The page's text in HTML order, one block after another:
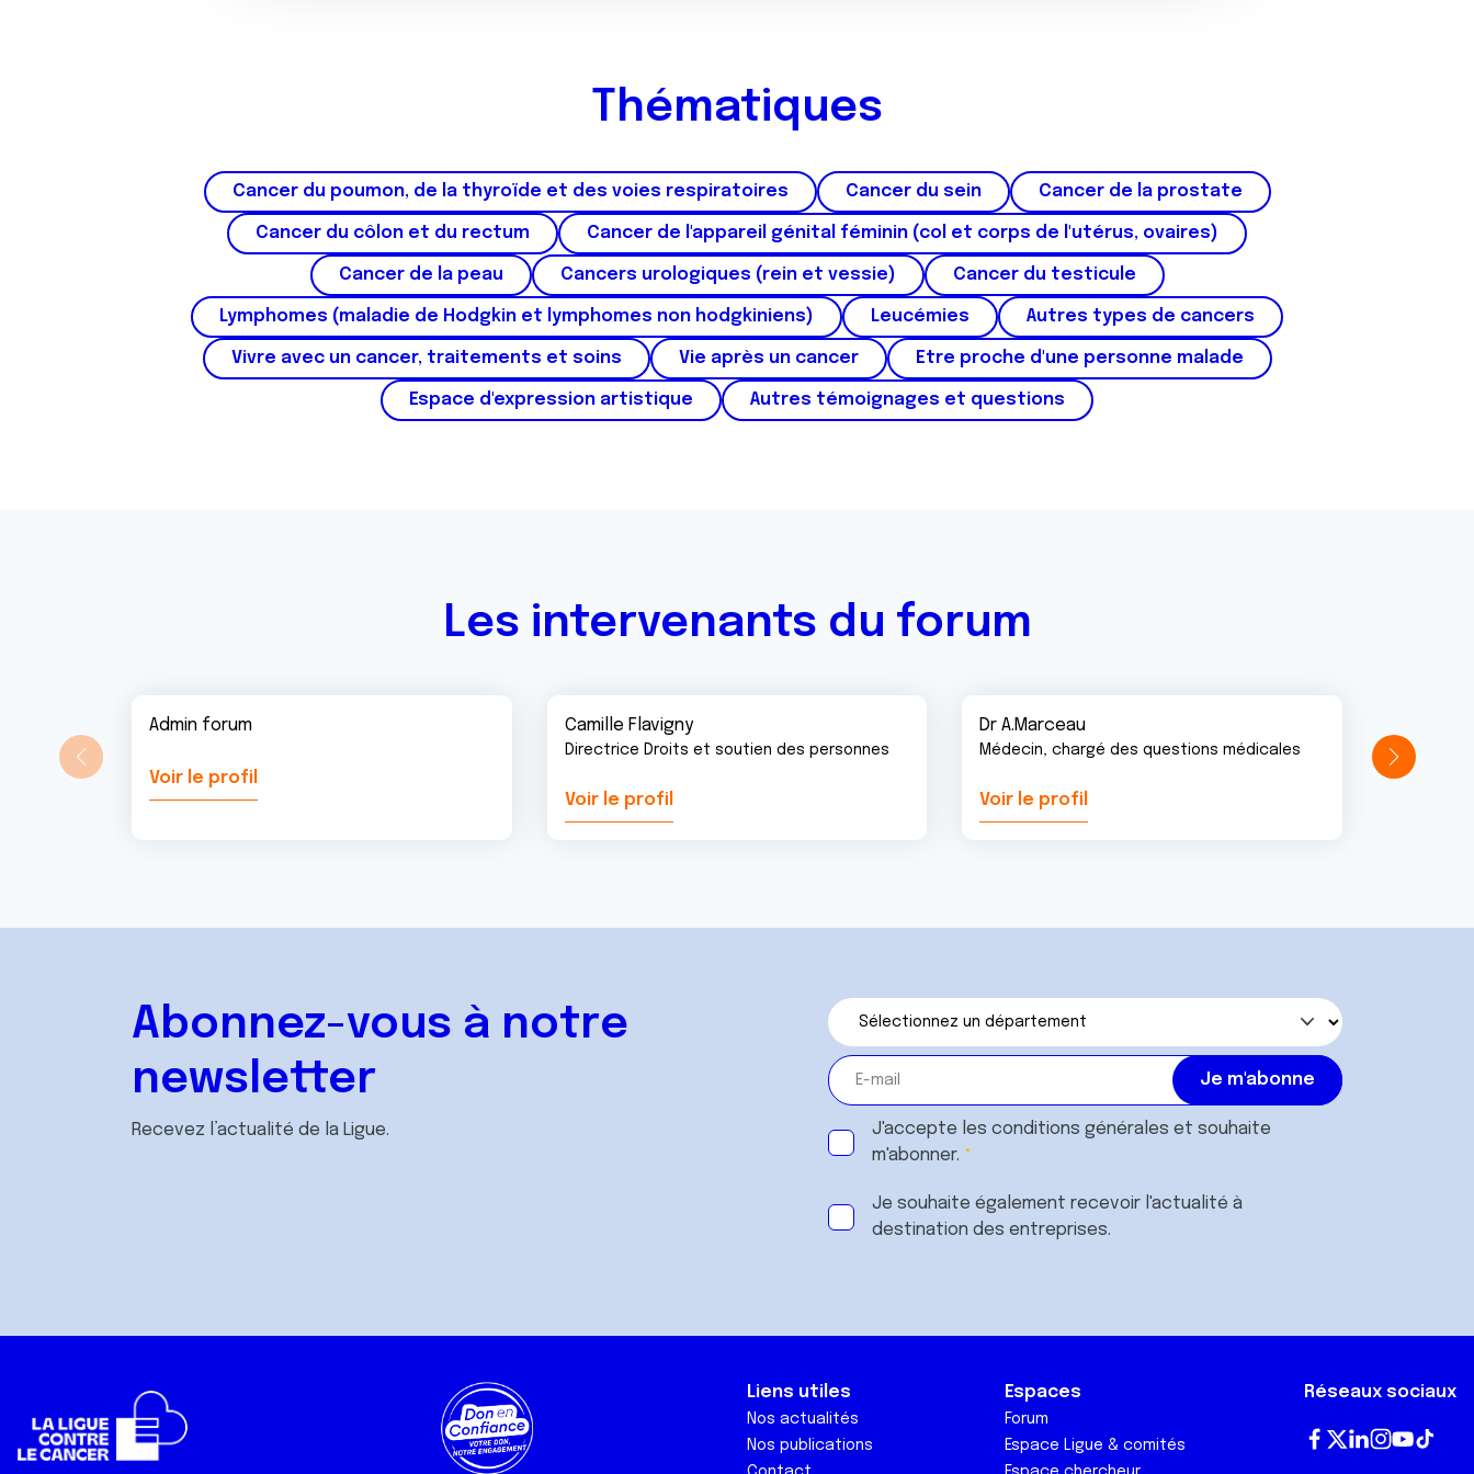
e
n
Thématiques
Cancer du poumon, de la thyroïde et des voies respiratoires Cancer du sein Cancer de la prostate
Cancer du côlon et du rectum Cancer de l'appareil génital féminin (col et corps de l'utérus, ovaires)
Cancer de la peau Cancers urologiques (rein et vessie) Cancer du testicule
Lymphomes (maladie de Hodgkin et lymphomes non hodgkiniens) Leucémies Autres types de cancers
Vivre avec un cancer, traitements et soins Vie après un cancer Etre proche d'une personne malade
Espace d'expression artistique Autres témoignages et questions
Les intervenants du forum
Admin forum
Voir le profil
Camille Flavigny
Directrice Droits et soutien des personnes
Voir le profil
Dr A.Marceau
Médecin, chargé des questions médicales
Voir le profil
Abonnez-vous à notre
newsletter
Recevez l’actualité de la Ligue. J'accepte les conditions générales et souhaite
m'abonner.
Je souhaite également recevoir l'actualité à
destination des entreprises.
Liens utiles
Nos actualités
Nos publications
Espaces
Forum
Espace Ligue & comités
Réseaux sociaux